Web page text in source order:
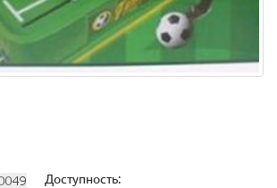
Доступность: